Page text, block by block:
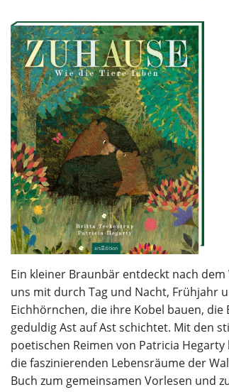
Ein kleiner Braunbär entdeckt nach
uns mit durch Tag und Nacht, Frühjahr
Eichhörnchen, die ihre Kobel bauen,
geduldig Ast auf Ast schichtet. Mit den
poetischen Reimen von Patricia
die faszinierenden Lebensräume der
Buch zum gemeinsamen Vorlesen und